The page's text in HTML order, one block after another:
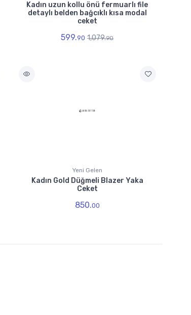
Kadın uzun kollu önü fermuarlı file
detaylı belden bağcıklı kısa modal
ceket
599.90 1,079.90
Yeni Gelen
Kadın Gold Düğmeli Blazer Yaka
Ceket
850.00